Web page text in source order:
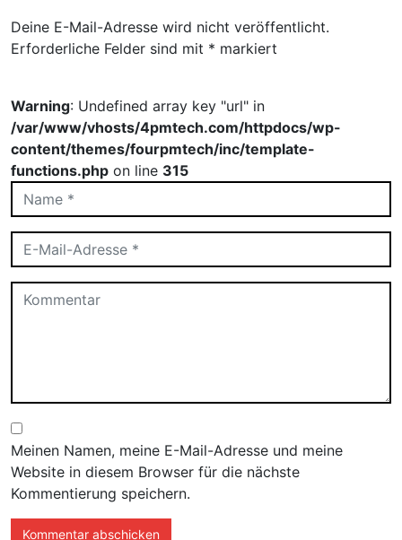
Deine E-Mail-Adresse wird nicht veröffentlicht.
Erforderliche Felder sind mit * markiert
Warning: Undefined array key "url" in
/var/www/vhosts/4pmtech.com/httpdocs/wp-
content/themes/fourpmtech/inc/template-
functions.php on line 315
Meinen Namen, meine E-Mail-Adresse und meine
Website in diesem Browser für die nächste
Kommentierung speichern.